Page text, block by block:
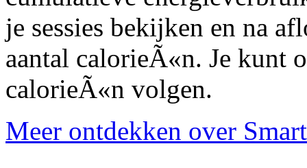
je sessies bekijken en na
aantal calorieÃ«n. Je kunt
calorieÃ«n volgen.
Meer ontdekken over